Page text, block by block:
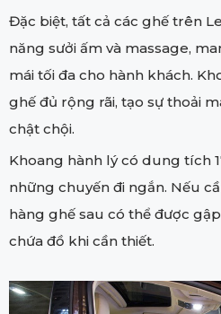
Đặc biệt, tất cả các ghế trên
năng sưởi ấm và massage,
mái tối đa cho hành khách.
ghế đủ rộng rãi, tạo sự thoải
chật chội.
Khoang hành lý có dung tích
những chuyến đi ngắn. Nếu
hàng ghế sau có thể được
chứa đồ khi cần thiết.